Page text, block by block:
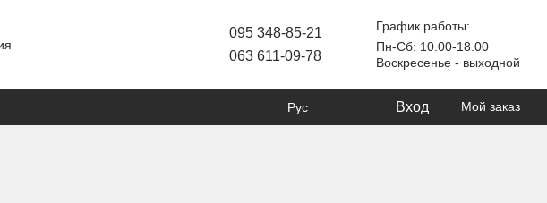
095 348-85-21
063 611-09-78
График работы:
Пн-Сб: 10.00-18.00
Воскресенье - выходной
Рус Вход Мой заказ